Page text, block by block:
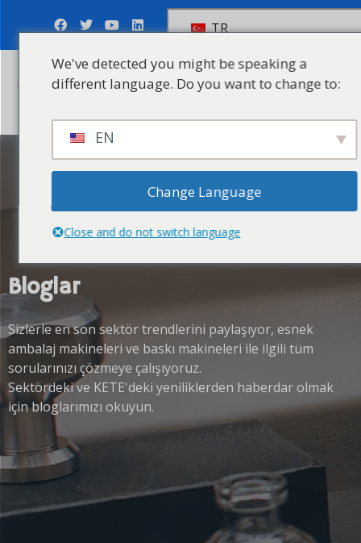
TR
Soruşturma Gönder
Bloglar
Sizlerle en son sektör trendlerini paylaşıyor, esnek
ambalaj makineleri ve baskı makineleri ile ilgili tüm
sorularınızı çözmeye çalışıyoruz.
Sektördeki ve KETE'deki yeniliklerden haberdar olmak
için bloglarımızı okuyun.
We've detected you might be speaking a
different language. Do you want to change to:
EN
Change Language
Close and do not switch language